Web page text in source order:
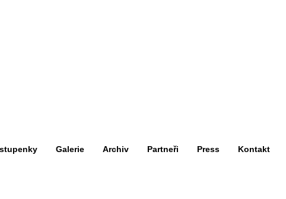
Galerie Archiv Partneři Press Kontakt